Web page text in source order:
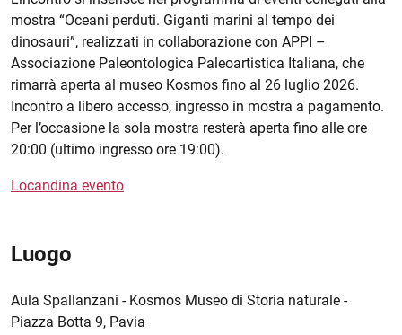
mostra “Oceani perduti. Giganti marini al tempo dei
dinosauri”, realizzati in collaborazione con APPI –
Associazione Paleontologica Paleoartistica Italiana, che
rimarrà aperta al museo Kosmos fino al 26 luglio 2026.
Incontro a libero accesso, ingresso in mostra a pagamento.
Per l’occasione la sola mostra resterà aperta fino alle ore
20:00 (ultimo ingresso ore 19:00).
Locandina evento
Luogo
Aula Spallanzani - Kosmos Museo di Storia naturale -
Piazza Botta 9, Pavia